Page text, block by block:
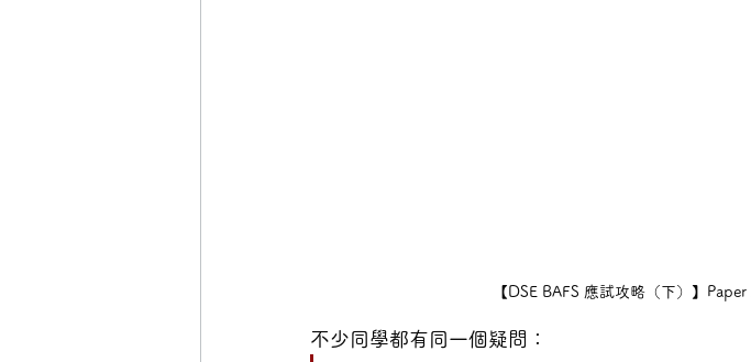
【DSE BAFS 應試攻略（下）】
不少同學都有同一個疑問：